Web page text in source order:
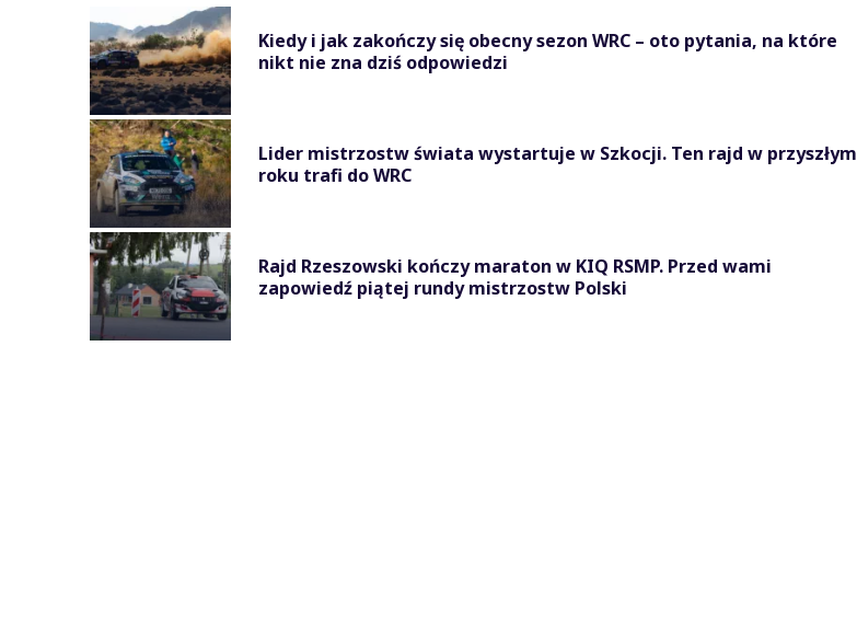
Kiedy i jak zakończy się obecny sezon WRC – oto pytania, na które
nikt nie zna dziś odpowiedzi
Lider mistrzostw świata wystartuje w Szkocji. Ten rajd w przyszłym
roku trafi do WRC
Rajd Rzeszowski kończy maraton w KIQ RSMP. Przed wami
zapowiedź piątej rundy mistrzostw Polski